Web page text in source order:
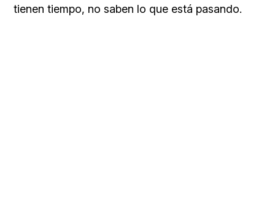
tienen tiempo, no saben lo que está pasando.